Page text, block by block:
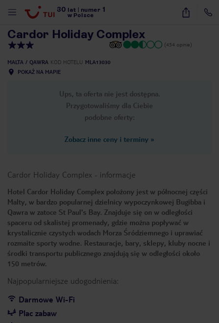
30 lat numer 1
w Polsce
11
Cardor Holiday Complex
(454 opinie)
MALTA QAWRA KOD HOTELU MLA13030
POKAŻ NA MAPIE
Ups, ta oferta nie jest dostępna.
Przygotowaliśmy dla Ciebie
podobne oferty:
Zobacz inne ceny i terminy »
Cardor Holiday Complex - informacje
Hotel Cardor Holiday Complex położony jest w północnej części
Malty, w bardzo popularnej dzielnicy wypoczynkowej Bugibba i
Qawra w zatoce St Paul's Bay. Znajduje się on w odległości
spaceru od skalistej promenady, gdzie można popływać w
krystalicznie czystych wodach Morza Śródziemnego i uprawiać
rozmaite sporty wodne. Restauracje, bary, sklepy, kluby nocne i
środki transportu publicznego znajdują się w odległości około
150 metrów.
Najpopularniejsze udogodnienia:
Darmowe Wi-Fi
Plac zabaw